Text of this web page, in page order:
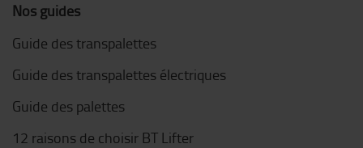
Nos guides
Guide des transpalettes
Guide des transpalettes électriques
Guide des palettes
12 raisons de choisir BT Lifter